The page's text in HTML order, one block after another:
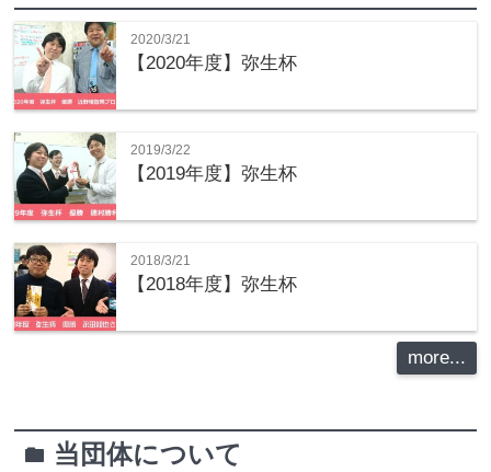
2020/3/21
【2020年度】弥生杯
2019/3/22
【2019年度】弥生杯
2018/3/21
【2018年度】弥生杯
more...
folder 当団体について